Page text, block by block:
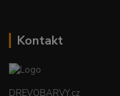
Kontakt